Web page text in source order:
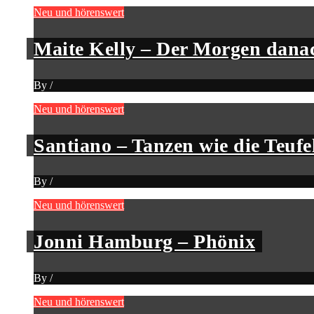
Neu und hörenswert
Maite Kelly – Der Morgen
By /
Neu und hörenswert
Santiano – Tanzen wie die
By /
Neu und hörenswert
Jonni Hamburg – Phönix
By /
Neu und hörenswert